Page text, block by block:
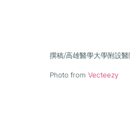
撰稿/高雄醫學大學附設
Photo fromVecteezy